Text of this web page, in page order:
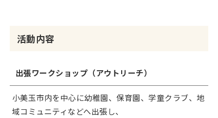
活動内容
出張ワークショップ（アウトリーチ）
小美玉市内を中心に幼稚園、保育園、学童クラブ、地
域コミュニティなどへ出張し、